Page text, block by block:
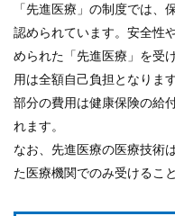
「先進医療」の制度では、
認められています。安全性
められた「先進医療」を受
用は全額自己負担となりま
部分の費用は健康保険の給
れます。
なお、先進医療の医療技術
た医療機関でのみ受けるこ